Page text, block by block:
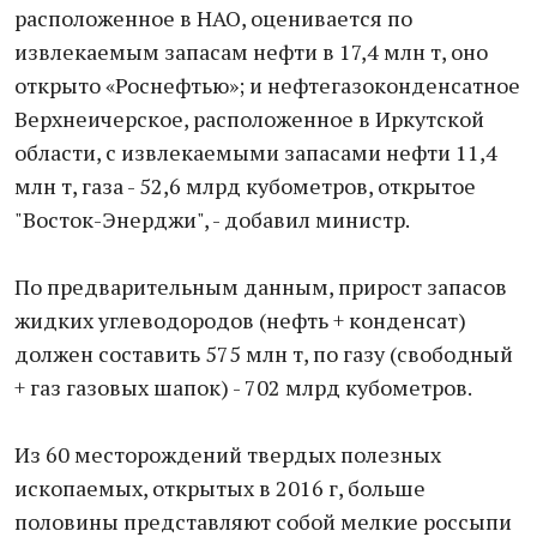
расположенное в НАО, оценивается по
извлекаемым запасам нефти в 17,4 млн т, оно
открыто «Роснефтью»; и нефтегазоконденсатное
Верхнеичерское, расположенное в Иркутской
области, с извлекаемыми запасами нефти 11,4
млн т, газа - 52,6 млрд кубометров, открытое
"Восток-Энерджи", - добавил министр.
По предварительным данным, прирост запасов
жидких углеводородов (нефть + конденсат)
должен составить 575 млн т, по газу (свободный
+ газ газовых шапок) - 702 млрд кубометров.
Из 60 месторождений твердых полезных
ископаемых, открытых в 2016 г, больше
половины представляют собой мелкие россыпи